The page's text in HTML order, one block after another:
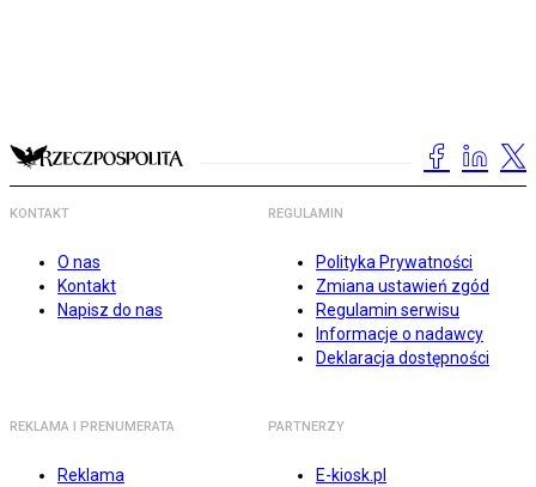
KONTAKT
O nas
Kontakt
Napisz do nas
REGULAMIN
Polityka Prywatności
Zmiana ustawień zgód
Regulamin serwisu
Informacje o nadawcy
Deklaracja dostępności
REKLAMA I PRENUMERATA
Reklama
PARTNERZY
E-kiosk.pl